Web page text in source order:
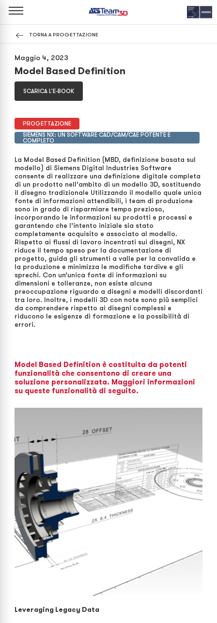
TORNA A PROGETTAZIONE
Maggio 4, 2023
Model Based Definition
SCARICA L'E-BOOK
PROGETTAZIONE
SIEMENS NX: UN SOFTWARE CAD/CAM/CAE POTENTE E
COMPLETO
La Model Based Definition (MBD, definizione basata sul
modello) di Siemens Digital Industries Software
consente di realizzare una definizione digitale completa
di un prodotto nell’ambito di un modello 3D, sostituendo
il disegno tradizionale Utilizzando il modello quale unica
fonte di informazioni attendibili, i team di produzione
sono in grado di risparmiare tempo prezioso,
incorporando le informazioni su prodotti e processi e
garantendo che l’intento iniziale sia stato
completamente acquisito e associato al modello.
Rispetto ai flussi di lavoro incentrati sui disegni, NX
riduce il tempo speso per la documentazione di
progetto, guida gli strumenti a valle per la convalida e
la produzione e minimizza le modifiche tardive e gli
sprechi. Con un’unica fonte di informazioni su
dimensioni e tolleranze, non esiste alcuna
preoccupazione riguardo a disegni e modelli discordanti
tra loro. Inoltre, i modelli 3D con note sono più semplici
da comprendere rispetto ai disegni complessi e
riducono le esigenze di formazione e la possibilità di
errori.
Model Based Definition è costituita da potenti
funzionalità che consentono di creare una
soluzione personalizzata. Maggiori informazioni
su queste funzionalità di seguito.
Leveraging Legacy Data